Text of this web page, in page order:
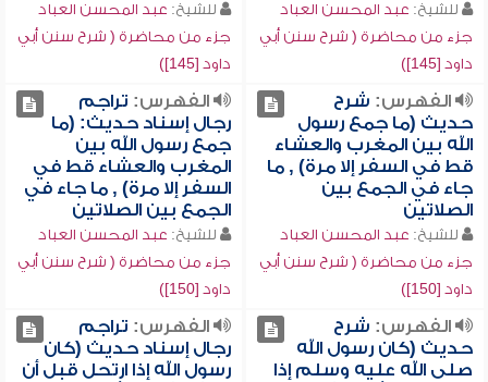
للشيخ: عبد المحسن العباد
جزء من محاضرة ( شرح سنن أبي
داود [145])
للشيخ: عبد المحسن العباد
جزء من محاضرة ( شرح سنن أبي
داود [145])
الفهرس: شرح
حديث (ما جمع رسول
الله بين المغرب والعشاء
قط في السفر إلا مرة) , ما
جاء في الجمع بين
الصلاتين
للشيخ: عبد المحسن العباد
جزء من محاضرة ( شرح سنن أبي
داود [150])
الفهرس: تراجم
رجال إسناد حديث: (ما
جمع رسول الله بين
المغرب والعشاء قط في
السفر إلا مرة) , ما جاء في
الجمع بين الصلاتين
للشيخ: عبد المحسن العباد
جزء من محاضرة ( شرح سنن أبي
داود [150])
الفهرس: شرح
حديث (كان رسول الله
صلى الله عليه وسلم إذا
الفهرس: تراجم
رجال إسناد حديث (كان
رسول الله إذا ارتحل قبل أن